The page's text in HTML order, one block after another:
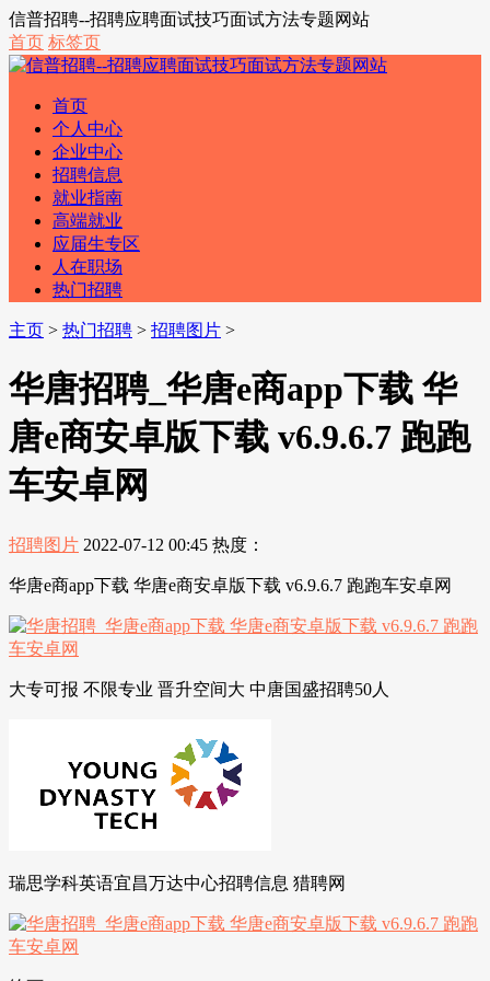
信普招聘--招聘应聘面试技巧面试方法专题网站
首页 标签页
首页
个人中心
企业中心
招聘信息
就业指南
高端就业
应届生专区
人在职场
热门招聘
主页 > 热门招聘 > 招聘图片 >
华唐招聘_华唐e商app下载 华
唐e商安卓版下载 v6.9.6.7 跑跑
车安卓网
招聘图片 2022-07-12 00:45 热度：
华唐e商app下载 华唐e商安卓版下载 v6.9.6.7 跑跑车安卓网
大专可报 不限专业 晋升空间大 中唐国盛招聘50人
瑞思学科英语宜昌万达中心招聘信息 猎聘网